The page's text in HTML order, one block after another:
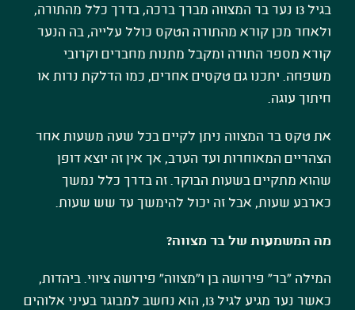
בגיל 13 נער בר המצווה מברך ברכה, בדרך כלל מהתורה,
ולאחר מכן קורא מהתורה הטקס כולל עלייה, בה הנער
קורא מספר התורה ומקבל מתנות מחברים וקרובי
משפחה. יתכנו גם טקסים אחרים, כמו הדלקת נרות או
חיתוך עוגה.
את טקס בר המצווה ניתן לקיים בכל שעה משעות אחר
הצהריים המאוחרות ועד הערב, אך אין זה יוצא דופן
שהוא מתקיים בשעות הבוקר. זה בדרך כלל נמשך
כארבע שעות, אבל זה יכול להימשך עד שש שעות.
מה המשמעות של בר מצווה?
המילה "בר" פירושה בן ו"מצווה" פירושה ציווי. ביהדות,
כאשר נער מגיע לגיל 13, הוא נחשב למבוגר בעיני אלוהים